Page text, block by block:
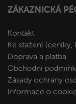
ZÁKAZNICKÁ
Kontakt
Ke stažení (ceníky,
Doprava a platba
Obchodní
Zásady ochrany
Informace o